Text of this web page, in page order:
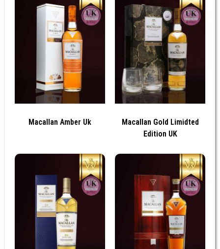
Macallan Amber Uk
Macallan Gold Limidted
Edition UK